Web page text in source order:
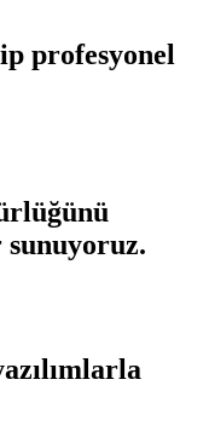
profesyonel